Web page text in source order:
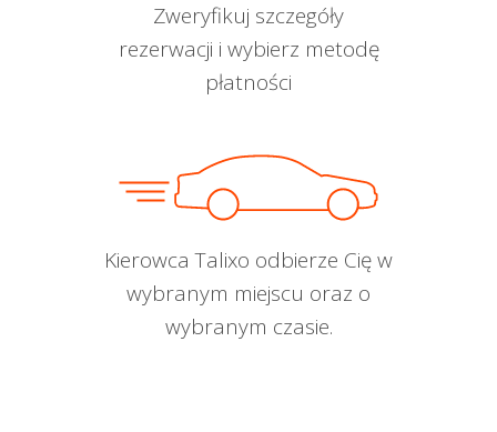
Zweryfikuj szczegóły
rezerwacji i wybierz metodę
płatności
Kierowca Talixo odbierze Cię w
wybranym miejscu oraz o
wybranym czasie.